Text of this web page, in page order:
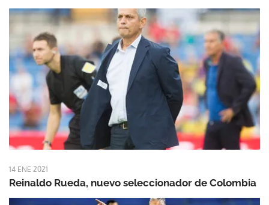
14 ENE 2021
Reinaldo Rueda, nuevo seleccionador de Colombia